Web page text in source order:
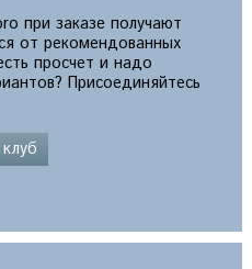
при заказе получают
от рекомендованных
просчет и надо
Присоединяйтесь